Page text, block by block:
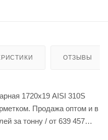
ОТЗЫВЫ
1720х19 AISI 310S
Продажа оптом и в
/ от 639 457